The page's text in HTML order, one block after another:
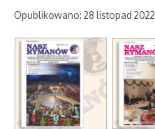
Opublikowano: 28 listopad 2022